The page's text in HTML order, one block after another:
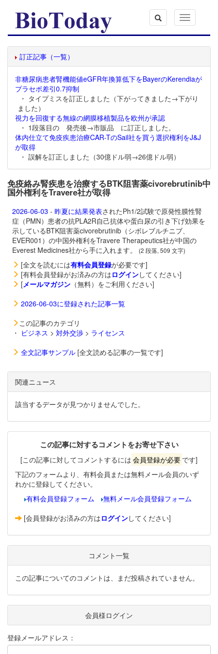
Toggle
navigation
訂正記事（一覧）
非糖尿病患者腎機能値eGFR年換算低下をBayerのKerendiaが
プラセボ差引0.7抑制
・ タイプミスを訂正しました（下がってきました→下がり
ました）
視力を回復する無線の網膜移植製品を欧州が承認
・ 1段落目の 発売後→市販品 に訂正しました。
体内仕立て免疫疾患治療CAR-TのSail社を買う選択権利をJ&J
が取得
・ 誤解を訂正しました（30億ドル弱→26億ドル弱）
免疫絡み腎疾患を治療するBTK阻害薬civorebrutinib中
国外権利をTravere社が取得
2026-06-03 - 昨夏に結果発表されたPh1/2試験で原発性膜性腎
症（PMN）患者の抗PLA2R自己抗体や蛋白尿の引き下げ効果を
示しているBTK阻害薬civorebrutinib（シボレブルチニブ、
EVER001）の中国外権利をTravere Therapeutics社が中国の
Everest Medicines社から手に入れます。
(2 段落, 509 文字)
[全文を読むには有料会員登録が必要です]
[有料会員登録がお済みの方はログインしてください]
[メールマガジン （無料）をご利用ください]
2026-06-03に登録された記事一覧
この記事のカテゴリ
・ ビジネス > 対外交渉 > ライセンス
全文記事サンプル [全文読める記事の一覧です]
関連ニュース
該当するデータが見つかりませんでした。
この記事に対するコメントをお寄せ下さい
[この記事に対してコメントするには 会員登録が必要 です]
下記のフォームより、有料会員または無料メール会員のいず
れかに登録してください。
有料会員登録フォーム
無料メール会員登録フォーム
[会員登録がお済みの方はログインしてください]
コメント一覧
この記事についてのコメントは、まだ投稿されていません。
会員様ログイン
登録メールアドレス：